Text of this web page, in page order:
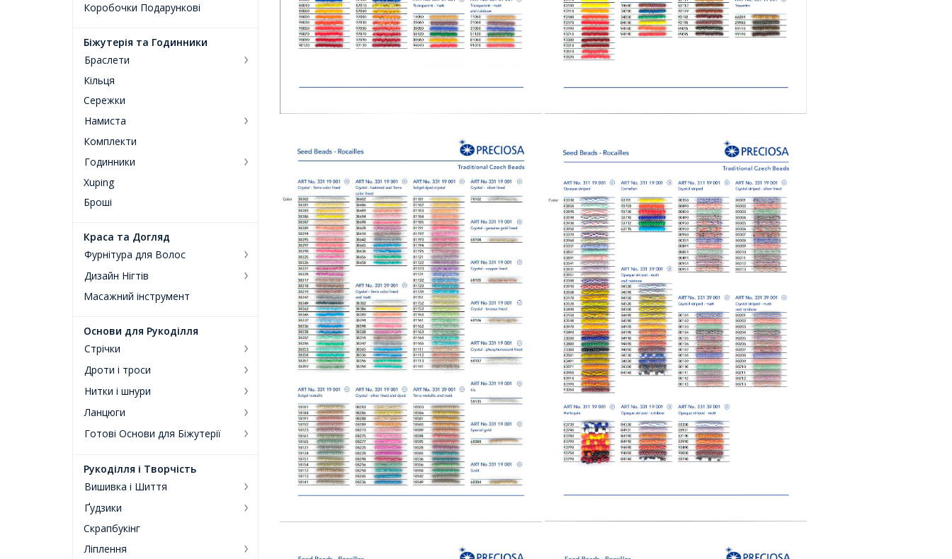
Коробочки Подарункові
Біжутерія та Годинники
Браслети
Кільця
Сережки
Намиста
Комплекти
Годинники
Xuping
Броші
Краса та Догляд
Фурнітура для Волос
Дизайн Нігтів
Масажний інструмент
Основи для Рукоділля
Стрічки
Дроти і троси
Нитки і шнури
Ланцюги
Готові Основи для Біжутерії
Рукоділля і Творчість
Вишивка і Шиття
Ґудзики
Скрапбукінг
Ліплення